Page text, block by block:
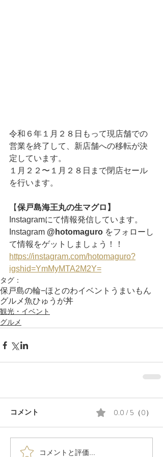
令和６年１月２８日もって現店舗での
営業を終了して、新店舗への移転が決
定しています。
１月２２〜１月２８日まで閉店セール
を行います。
【保戸島海王丸の生マグロ】
Instagramにて情報発信しています。
Instagram @hotomaguro をフォローし
て情報をゲットしましょう！！
https://instagram.com/hotomaguro?
igshid=YmMyMTA2M2Y=
タグ：
保戸島の輪−ほとのわイベント うまいもん
グルメ魚ひゅうが丼
観光・イベント
グルメ
コメント 0.0 / 5（0）
コメントと評価...